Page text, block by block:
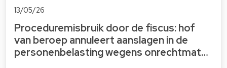
13/05/26
Proceduremisbruik door de fiscus: hof
van beroep annuleert aanslagen in de
personenbelasting wegens onrechtmat…